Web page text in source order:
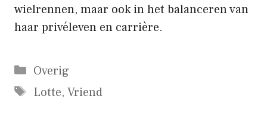
wielrennen, maar ook in het balanceren van
haar privéleven en carrière.
Categorieën
Overig
Tags
Lotte, Vriend